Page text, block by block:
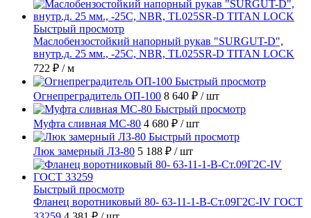
Быстрый просмотр
Маслобензостойкий напорный рукав "SURGUT-D",
внутр.д. 25 мм., -25C, NBR, TL025SR-D TITAN LOCK
722 ₽ / м
Быстрый просмотр
Огнепреградитель ОП-100 8 640 ₽ / шт
Быстрый просмотр
Муфта сливная МС-80 4 680 ₽ / шт
Быстрый просмотр
Люк замерный ЛЗ-80 5 188 ₽ / шт
Быстрый просмотр
Фланец воротниковый 80- 63-11-1-B-Ст.09Г2С-IV ГОСТ